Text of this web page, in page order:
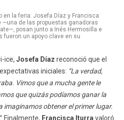
en la feria: Josefa Díaz y Francisca
—una de las propuestas ganadoras
posan junto a Inés Hermosilla e
fueron un apoyo clave en su
ice, Josefa Díaz reconoció que el
iniciales: “La verdad,
Vimos que a mucha gente le
que quizás podíamos ganar la
imaginamos obtener el primer lugar.
. Finalmente, Francisca Iturra valoró